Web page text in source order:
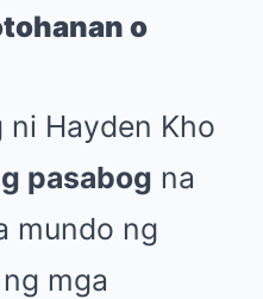
o
Hayden Kho
pasabog na
mundo ng
mga